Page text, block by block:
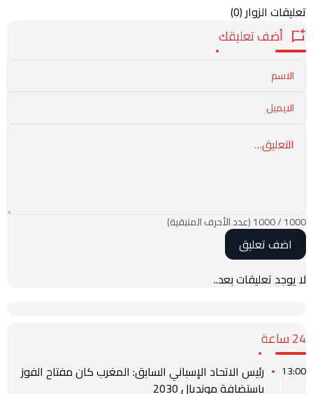
تعليقات الزوار (0)
أضف تعليقك
1000
/
1000(عدد الأحرف المتبقية)
لا يوجد تعليقات بعد..
24 ساعة
13:00
رئيس الاتحاد الإسباني السابق: المغرب كان مفتاح الفوز
باستضافة مونديال 2030